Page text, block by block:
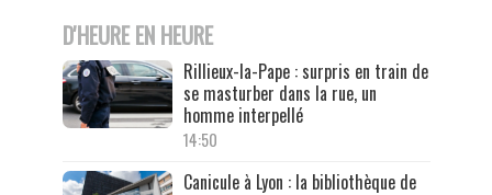
D'HEURE EN HEURE
Rillieux-la-Pape : surpris en train de
se masturber dans la rue, un
homme interpellé
14:50
Canicule à Lyon : la bibliothèque de